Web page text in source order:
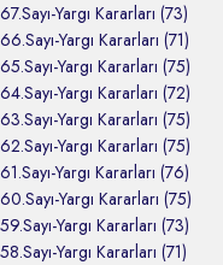
67.Sayı-Yargı Kararları (73)
66.Sayı-Yargı Kararları (71)
65.Sayı-Yargı Kararları (75)
64.Sayı-Yargı Kararları (72)
63.Sayı-Yargı Kararları (75)
62.Sayı-Yargı Kararları (75)
61.Sayı-Yargı Kararları (76)
60.Sayı-Yargı Kararları (75)
59.Sayı-Yargı Kararları (73)
58.Sayı-Yargı Kararları (71)